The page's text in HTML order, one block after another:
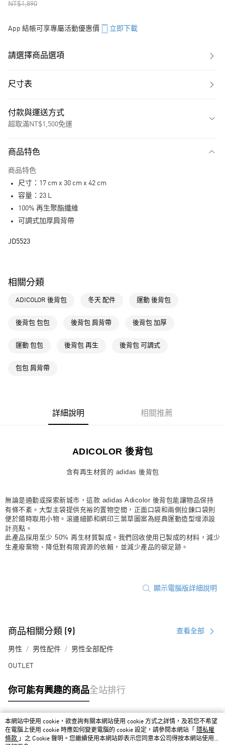
NT$1,890
App 結帳可享專屬活動優惠價 立即下載
請選擇商品選項
尺寸表
付款與運送方式
超取滿NT$1,500免運
LINE Pay
運送方式
付款後全家取貨
每筆NT$80，滿NT$1,500(含以上)免運費
萊爾富取貨付款
每筆NT$80，滿NT$1,500(含以上)免運費
付款後7-11取貨
每筆NT$80，滿NT$1,500(含以上)免運費
商品特色
商品特色
尺寸：17 cm x 30 cm x 42 cm
容量：23 L
100% 再生聚酯纖維
可調式加厚肩背帶
JD5523
相關分類
ADICOLOR 後背包 冬天 配件 運動 後背包
後背包 包包 後背包 肩背帶 後背包 加厚
運動 包包 後背包 再生 後背包 可調式
包包 肩背帶
詳細說明 相關推薦
ADICOLOR 後背包
含有再生材質的 adidas 後背包
無論是通勤或探索新城市，這款 adidas Adicolor 後背包能讓物品保持
有條不紊。大型主袋提供充裕的置物空間，正面口袋和兩側拉鍊口袋則
便於隨時取用小物。滾邊細節和網印三葉草圖案為經典運動造型增添設
計亮點。
此產品採用至少 50% 再生材質製成。我們回收使用已製成的材料，減少
生產廢棄物、降低對有限資源的依賴，並減少產品的碳足跡。
顯示電腦版詳細說明
商品相關分類 (9) 查看全部
男性 男性配件 男性全部配件
OUTLET
你可能有興趣的商品全站排行
熱門標籤
本網站中使用 cookie，欲查詢有關本網站使用 cookie 方式之詳情，及若您不希望
在電腦上使用 cookie 時應如何變更電腦的 cookie 設定，請參閱本網站「
隱私權
條款 」之 Cookie 聲明。您繼續使用本網站即表示您同意本公司得按本網站使用條